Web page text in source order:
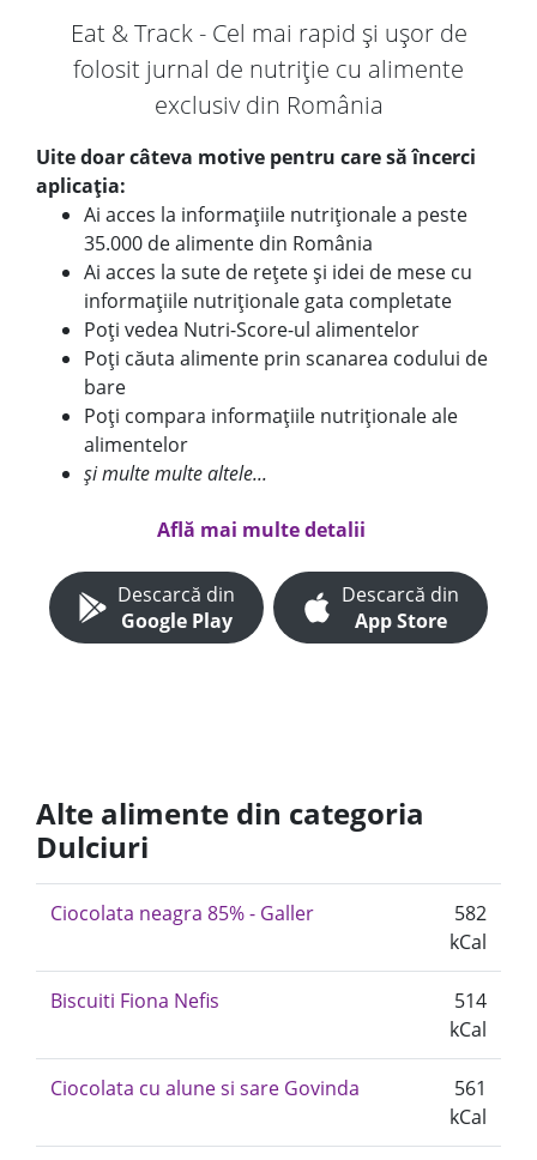
Eat & Track - Cel mai rapid și ușor de
folosit jurnal de nutriție cu alimente
exclusiv din România
Uite doar câteva motive pentru care să încerci
aplicația:
Ai acces la informațiile nutriționale a peste
35.000 de alimente din România
Ai acces la sute de rețete și idei de mese cu
informațiile nutriționale gata completate
Poți vedea Nutri-Score-ul alimentelor
Poți căuta alimente prin scanarea codului de
bare
Poți compara informațiile nutriționale ale
alimentelor
și multe multe altele...
Află mai multe detalii
Descarcă din
Google Play
Descarcă din
App Store
Alte alimente din categoria
Dulciuri
Ciocolata neagra 85% - Galler
582
kCal
Biscuiti Fiona Nefis
514
kCal
Ciocolata cu alune si sare Govinda
561
kCal